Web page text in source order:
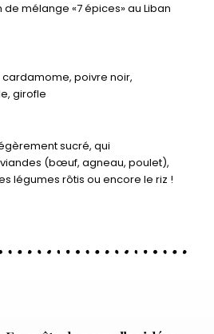
mélange «7 épices» au Liban
poivre noir,
girofle
sucré, qui
(bœuf, agneau, poulet),
légumes rôtis ou encore le riz !